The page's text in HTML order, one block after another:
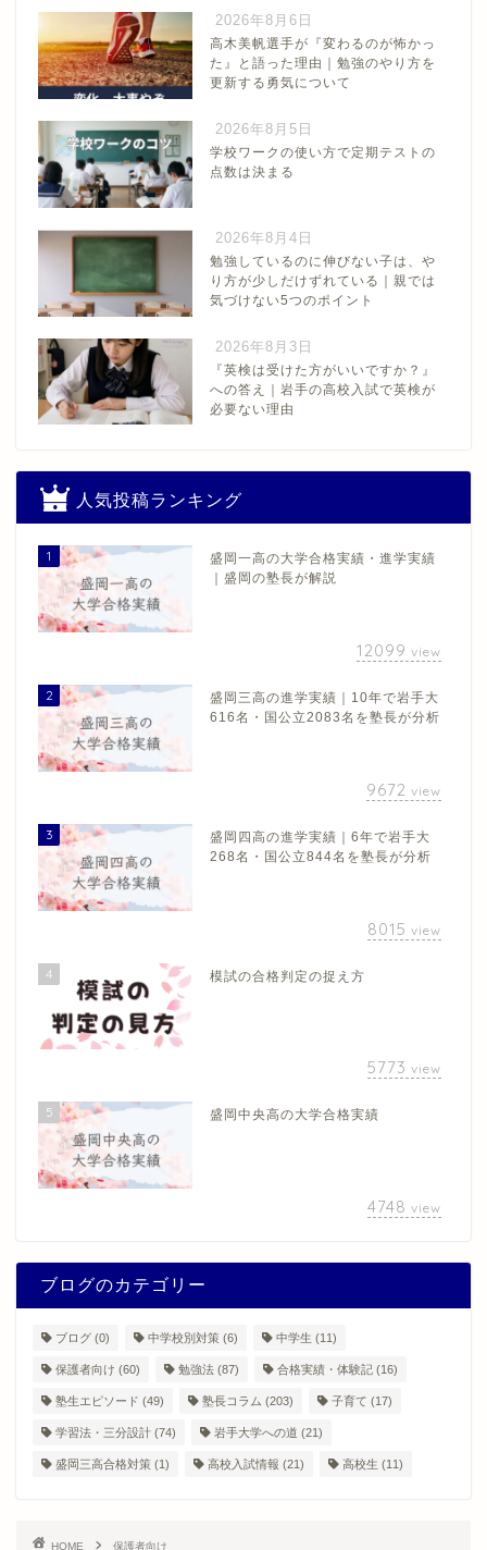
2026年8月6日
高木美帆選手が『変わるのが怖かっ
た』と語った理由｜勉強のやり方を
更新する勇気について
2026年8月5日
学校ワークの使い方で定期テストの
点数は決まる
2026年8月4日
勉強しているのに伸びない子は、や
り方が少しだけずれている｜親では
気づけない5つのポイント
2026年8月3日
『英検は受けた方がいいですか？』
への答え｜岩手の高校入試で英検が
必要ない理由
人気投稿ランキング
1
盛岡一高の大学合格実績・進学実績
｜盛岡の塾長が解説
12099 view
2
盛岡三高の進学実績｜10年で岩手大
616名・国公立2083名を塾長が分析
9672 view
3
盛岡四高の進学実績｜6年で岩手大
268名・国公立844名を塾長が分析
8015 view
4 模試の合格判定の捉え方
5773 view
5 盛岡中央高の大学合格実績
4748 view
ブログのカテゴリー
ブログ (0) 中学校別対策 (6) 中学生 (11)
保護者向け (60) 勉強法 (87) 合格実績・体験記 (16)
塾生エピソード (49) 塾長コラム (203) 子育て (17)
学習法・三分設計 (74) 岩手大学への道 (21)
盛岡三高合格対策 (1) 高校入試情報 (21) 高校生 (11)
HOME 保護者向け